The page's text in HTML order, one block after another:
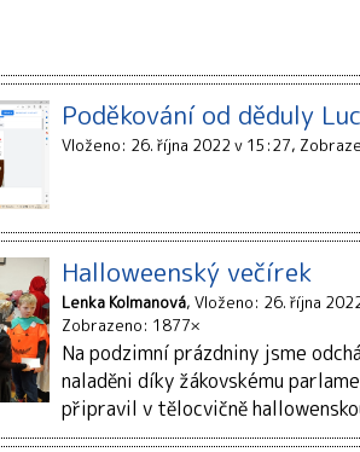
Poděkování od děduly
Vloženo: 26. října 2022 v 15:27
Halloweenský večírek
Lenka Kolmanová Vloženo: 26. října
Zobrazeno: 1877×
Na podzimní prázdniny jsme
naladěni díky žákovskému
připravil v tělocvičně